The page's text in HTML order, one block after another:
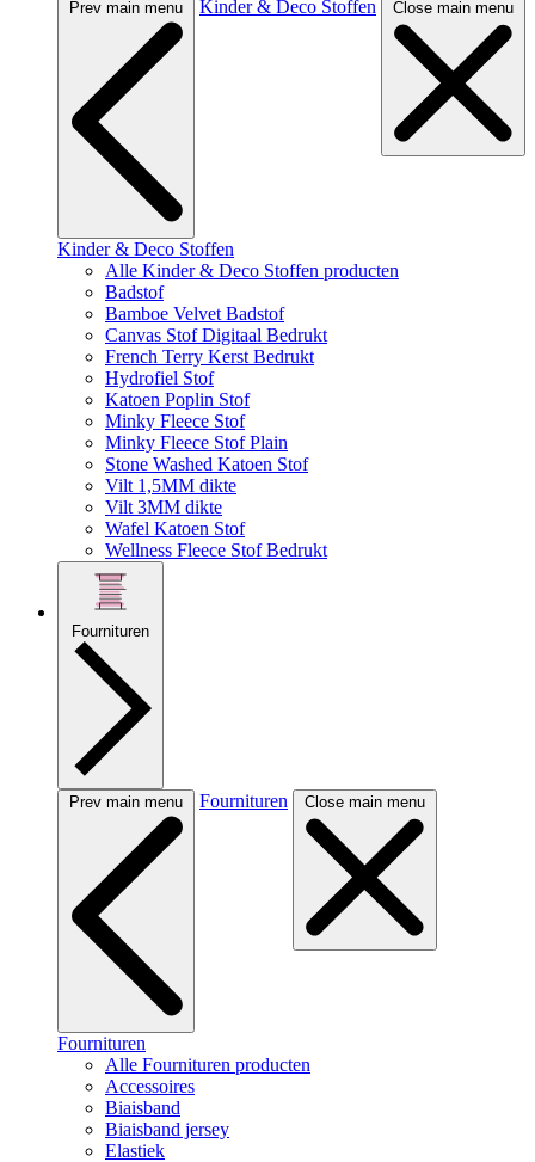
Prev main menu Kinder & Deco Stoffen Close main menu
Kinder & Deco Stoffen
Alle Kinder & Deco Stoffen producten
Badstof
Bamboe Velvet Badstof
Canvas Stof Digitaal Bedrukt
French Terry Kerst Bedrukt
Hydrofiel Stof
Katoen Poplin Stof
Minky Fleece Stof
Minky Fleece Stof Plain
Stone Washed Katoen Stof
Vilt 1,5MM dikte
Vilt 3MM dikte
Wafel Katoen Stof
Wellness Fleece Stof Bedrukt
Fournituren
Prev main menu Fournituren Close main menu
Fournituren
Alle Fournituren producten
Accessoires
Biaisband
Biaisband jersey
Elastiek